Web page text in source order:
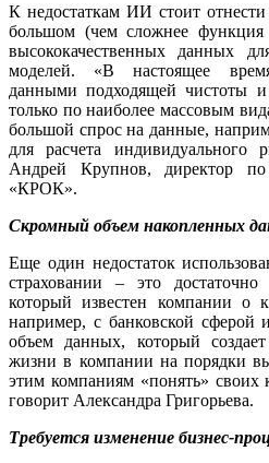
К недостаткам ИИ стоит
большом (чем сложнее функция
высококачественных данных
моделей. «В настоящее
данными подходящей чистоты и
только по наиболее массовым
большой спрос на данные,
для расчета индивидуального
Андрей Крупнов, директор
«КРОК».
Скромный объем накопленных
Еще один недостаток
страховании – это
который известен компании о
например, с банковской сферой
объем данных, который
жизни в компании на порядки
этим компаниям «понять» своих
говорит Александра Григорьева.
Требуется изменение бизнес-